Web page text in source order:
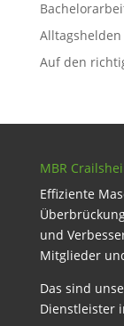
Auf den
MBR
Effiziente
und
Mitglieder
Das sind
Dienstleister